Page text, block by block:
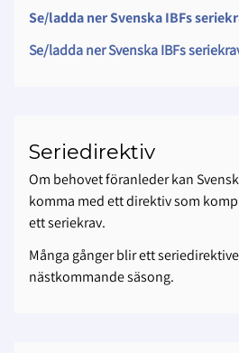
Se/ladda ner Svenska IBFs
Se/ladda ner Svenska IBFs
Seriedirektiv
Om behovet föranleder kan
komma med ett direktiv som
ett seriekrav.
Många gånger blir ett
nästkommande säsong.